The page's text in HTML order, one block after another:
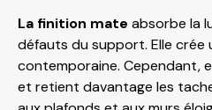
La finition mate absorbe la
défauts du support. Elle
contemporaine. Cependant,
et retient davantage les